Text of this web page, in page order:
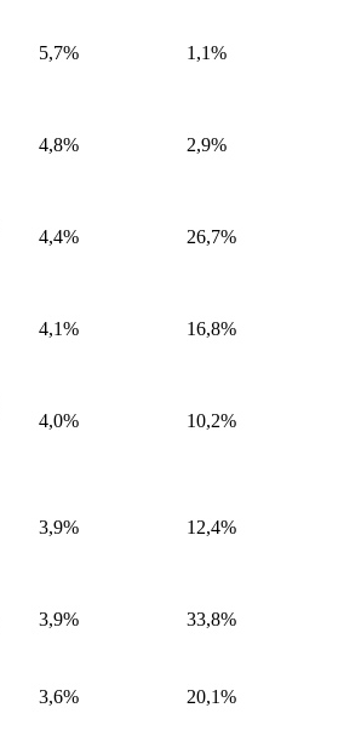
5,7% 1,1%
4,8% 2,9%
4,4% 26,7%
4,1% 16,8%
4,0% 10,2%
3,9% 12,4%
3,9% 33,8%
3,6% 20,1%